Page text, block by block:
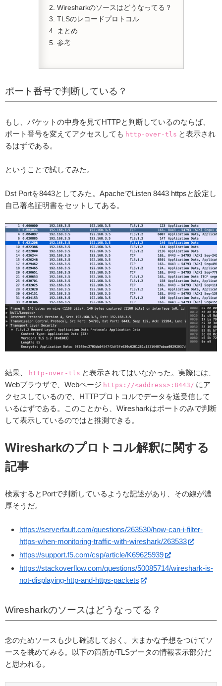
Wiresharkのソースはどうなってる？
TLSのレコードプロトコル
まとめ
参考
ポート番号で判断している？
もし、パケットの中身を見てHTTPと判断しているのならば、
ポート番号を変えてアクセスしても http-over-tls と表示され
るはずである。
ということで試してみた。
Dst Portを8443としてみた。ApacheでListen 8443 httpsと設定し
自己署名証明書をセットしてある。
結果、 http-over-tls と表示されてはいなかった。実際には、
Webブラウザで、Webページ https://<address>:8443/ にア
クセスしているので、HTTPプロトコルでデータを送受信して
いるはずである。このことから、Wiresharkはポートのみで判断
して表示しているのではと推測できる。
Wiresharkのプロトコル解釈に関する
記事
検索するとPortで判断しているような記述があり、その線が濃
厚そうだ。
https://serverfault.com/questions/263530/how-can-i-filter-
https-when-monitoring-traffic-with-wireshark/263533
https://support.f5.com/csp/article/K69625939
https://stackoverflow.com/questions/50085714/wireshark-is-
not-displaying-http-and-https-packets
Wiresharkのソースはどうなってる？
念のためソースも少し確認しておく。大まかな予想をつけてソ
ースを眺めてみる。以下の箇所がTLSデータの情報表示部分だ
と思われる。